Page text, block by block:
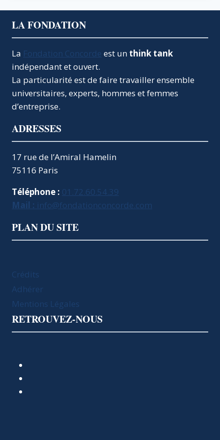
LA FONDATION
La Fondation Concorde est un think tank
indépendant et ouvert.
La particularité est de faire travailler ensemble
universitaires, experts, hommes et femmes
d’entreprise.
ADRESSES
17 rue de l’Amiral Hamelin
75116 Paris
Téléphone : 01.72.60.54.39
Mail : info@fondationconcorde.com
PLAN DU SITE
Crédits
Adhérer
Mentions Légales
RETROUVEZ-NOUS